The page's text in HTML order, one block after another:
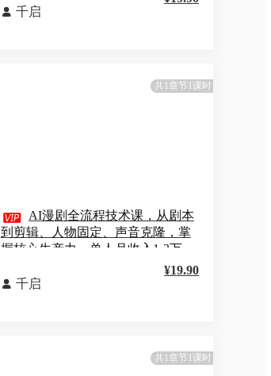
 千启
共1章节1课时
 AI漫剧全流程技术课，从剧本
到剪辑、人物固定、声音克隆，掌
握核心生产力，单人月收入1-3万
 千启
¥19.90
共1章节1课时